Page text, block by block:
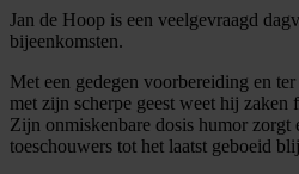
Jan de Hoop is een veelgevraagd
bijeenkomsten.
Met een gedegen voorbereiding en
met zijn scherpe geest weet hij zaken
Zijn onmiskenbare dosis humor zorgt
toeschouwers tot het laatst geboeid